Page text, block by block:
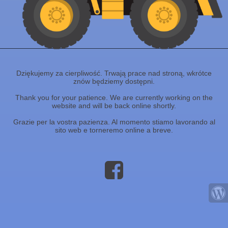
Dziękujemy za cierpliwość. Trwają prace nad stroną, wkrótce
znów będziemy dostępni.
Thank you for your patience. We are currently working on the
website and will be back online shortly.
Grazie per la vostra pazienza. Al momento stiamo lavorando al
sito web e torneremo online a breve.